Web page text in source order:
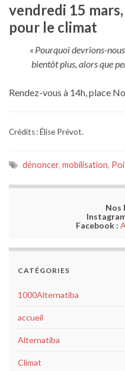
vendredi 15
pour le climat
« Pourquoi devrions-
bientôt plus, alors que
Rendez-vous à 14h, place
Crédits : Élise Prévot.
dénoncer, mobilisation,
Nos
Facebook :
CATÉGORIES
1000Alternatiba
accueil
Alternatiba
Climat